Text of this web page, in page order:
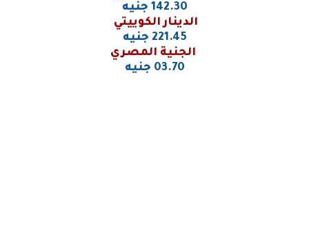
142.30 جنيه
الدينار الكوييتي
221.45 جنيه
الجنية المصري
03.70 جنيه